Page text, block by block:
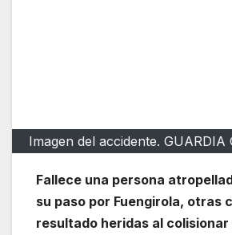
Imagen del accidente.
Fallece una persona
su paso por Fuengirola, otras
resultado heridas al